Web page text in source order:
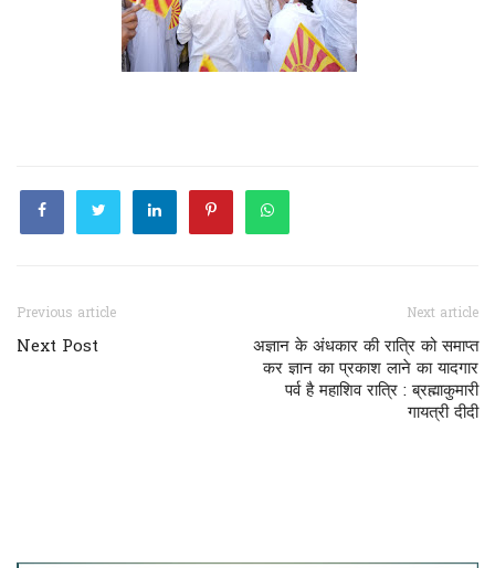
Previous article
Next Post
Next article
अज्ञान के अंधकार की रात्रि को समाप्त
कर ज्ञान का प्रकाश लाने का यादगार
पर्व है महाशिव रात्रि : ब्रह्माकुमारी
गायत्री दीदी